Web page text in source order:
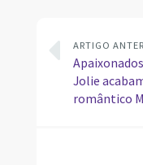
ARTIGO
Jolie
romântico